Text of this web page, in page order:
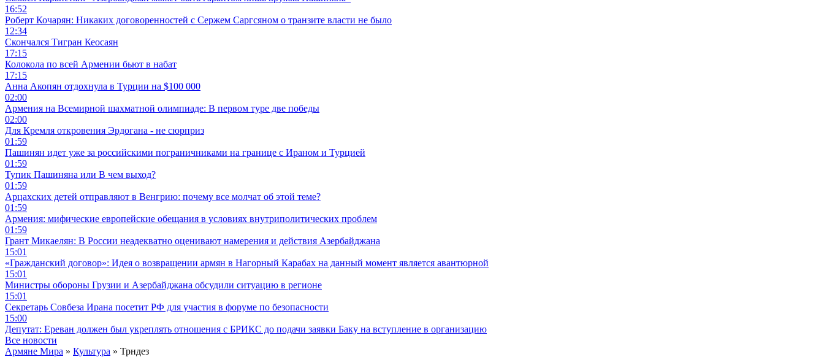
16:52
Роберт Кочарян: Никаких договоренностей с Сержем Саргсяном о транзите власти не было
12:34
Скончался Тигран Кеосаян
17:15
Колокола по всей Армении бьют в набат
17:15
Анна Акопян отдохнула в Турции на $100 000
02:00
Армения на Всемирной шахматной олимпиаде: В первом туре две победы
02:00
Для Кремля откровения Эрдогана - не сюрприз
01:59
Пашинян идет уже за российскими пограничниками на границе с Ираном и Турцией
01:59
Тупик Пашиняна или В чем выход?
01:59
Арцахских детей отправляют в Венгрию: почему все молчат об этой теме?
01:59
Армения: мифические европейские обещания в условиях внутриполитических проблем
01:59
Грант Микаелян: В России неадекватно оценивают намерения и действия Азербайджана
15:01
«Гражданский договор»: Идея о возвращении армян в Нагорный Карабах на данный момент является авантюрной
15:01
Министры обороны Грузии и Азербайджана обсудили ситуацию в регионе
15:01
Секретарь Совбеза Ирана посетит РФ для участия в форуме по безопасности
15:00
Депутат: Ереван должен был укреплять отношения с БРИКС до подачи заявки Баку на вступление в организацию
Все новости
Армяне Мира » Культура » Трндез